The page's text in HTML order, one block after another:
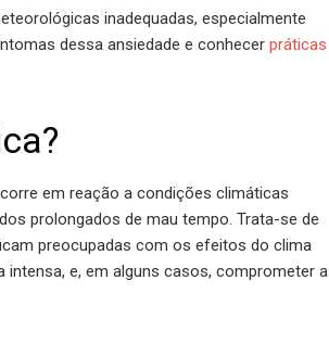
inadequadas, especialmente
dessa ansiedade e conhecer práticas
em reação a condições climáticas
prolongados de mau tempo. Trata-se de
preocupadas com os efeitos do clima
intensa, e, em alguns casos, comprometer a